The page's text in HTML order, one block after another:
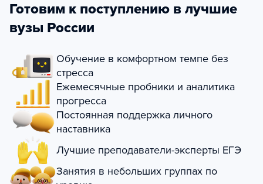
Готовим к поступлению в лучшие
вузы России
Обучение в комфортном темпе без
стресса
Ежемесячные пробники и аналитика
прогресса
Постоянная поддержка личного
наставника
Лучшие преподаватели-эксперты ЕГЭ
Занятия в небольших группах по